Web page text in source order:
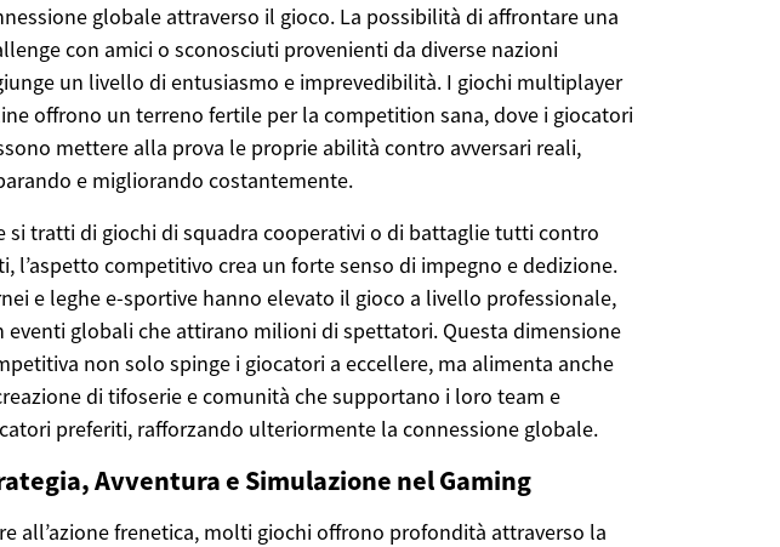
globale attraverso il gioco. La possibilità di affrontare una
con amici o sconosciuti provenienti da diverse nazioni
un livello di entusiasmo e imprevedibilità. I giochi multiplayer
offrono un terreno fertile per la competition sana, dove i giocatori
mettere alla prova le proprie abilità contro avversari reali,
e migliorando costantemente.
si tratti di giochi di squadra cooperativi o di battaglie tutti contro
l’aspetto competitivo crea un forte senso di impegno e dedizione.
e leghe e-sportive hanno elevato il gioco a livello professionale,
eventi globali che attirano milioni di spettatori. Questa dimensione
non solo spinge i giocatori a eccellere, ma alimenta anche
di tifoserie e comunità che supportano i loro team e
preferiti, rafforzando ulteriormente la connessione globale.
Avventura e Simulazione nel Gaming
all’azione frenetica, molti giochi offrono profondità attraverso la